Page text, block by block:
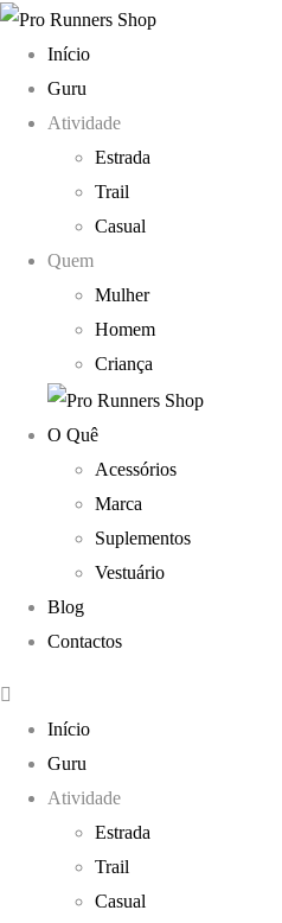
Início
Guru
Atividade
Estrada
Trail
Casual
Quem
Mulher
Homem
Criança
O Quê
Acessórios
Marca
Suplementos
Vestuário
Blog
Contactos
Início
Guru
Atividade
Estrada
Trail
Casual